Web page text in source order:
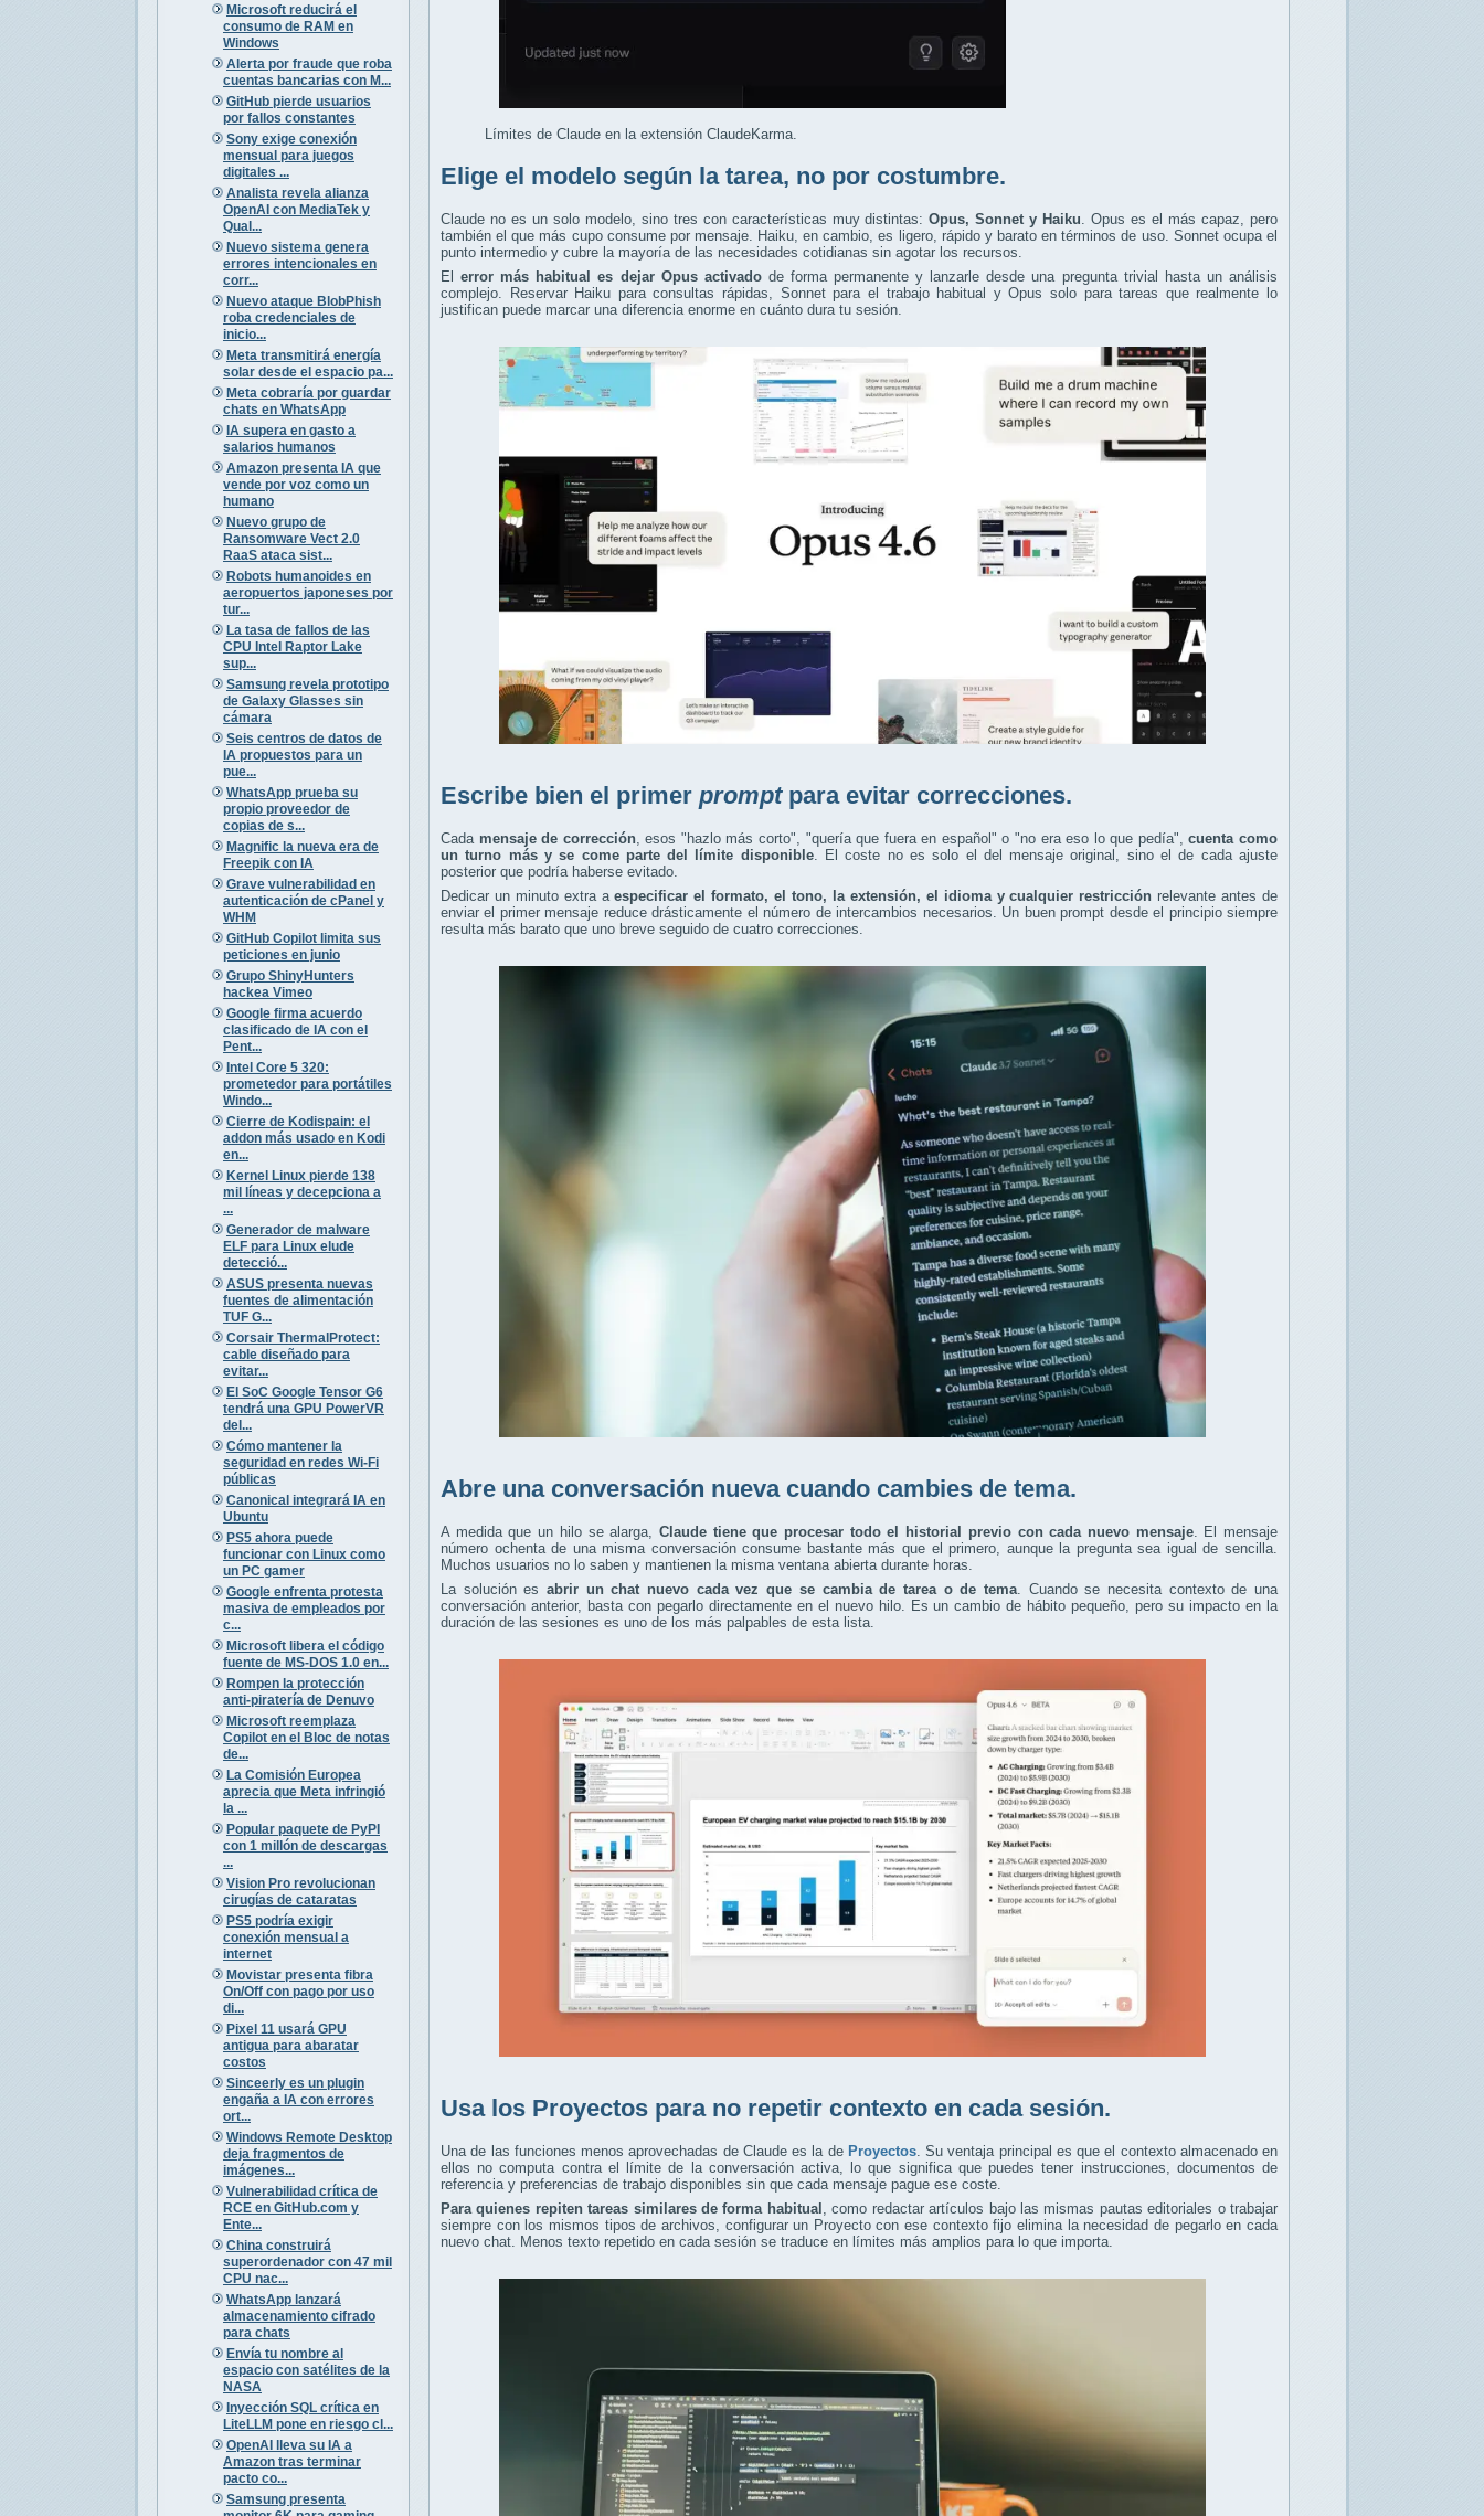
Microsoft reducirá el
consumo de RAM en
Windows
Alerta por fraude que roba
cuentas bancarias con M...
GitHub pierde usuarios
por fallos constantes
Sony exige conexión
mensual para juegos
digitales ...
Analista revela alianza
OpenAI con MediaTek y
Qual...
Nuevo sistema genera
errores intencionales en
corr...
Nuevo ataque BlobPhish
roba credenciales de
inicio...
Meta transmitirá energía
solar desde el espacio pa...
Meta cobraría por guardar
chats en WhatsApp
IA supera en gasto a
salarios humanos
Amazon presenta IA que
vende por voz como un
humano
Nuevo grupo de
Ransomware Vect 2.0
RaaS ataca sist...
Robots humanoides en
aeropuertos japoneses por
tur...
La tasa de fallos de las
CPU Intel Raptor Lake
sup...
Samsung revela prototipo
de Galaxy Glasses sin
cámara
Seis centros de datos de
IA propuestos para un
pue...
WhatsApp prueba su
propio proveedor de
copias de s...
Magnific la nueva era de
Freepik con IA
Grave vulnerabilidad en
autenticación de cPanel y
WHM
GitHub Copilot limita sus
peticiones en junio
Grupo ShinyHunters
hackea Vimeo
Google firma acuerdo
clasificado de IA con el
Pent...
Intel Core 5 320:
prometedor para portátiles
Windo...
Cierre de Kodispain: el
addon más usado en Kodi
en...
Kernel Linux pierde 138
mil líneas y decepciona a
...
Generador de malware
ELF para Linux elude
detecció...
ASUS presenta nuevas
fuentes de alimentación
TUF G...
Corsair ThermalProtect:
cable diseñado para
evitar...
El SoC Google Tensor G6
tendrá una GPU PowerVR
del...
Cómo mantener la
seguridad en redes Wi-Fi
públicas
Canonical integrará IA en
Ubuntu
PS5 ahora puede
funcionar con Linux como
un PC gamer
Google enfrenta protesta
masiva de empleados por
c...
Microsoft libera el código
fuente de MS-DOS 1.0 en...
Rompen la protección
anti-piratería de Denuvo
Microsoft reemplaza
Copilot en el Bloc de notas
de...
La Comisión Europea
aprecia que Meta infringió
la ...
Popular paquete de PyPI
con 1 millón de descargas
...
Vision Pro revolucionan
cirugías de cataratas
PS5 podría exigir
conexión mensual a
internet
Movistar presenta fibra
On/Off con pago por uso
di...
Pixel 11 usará GPU
antigua para abaratar
costos
Sinceerly es un plugin
engaña a IA con errores
ort...
Windows Remote Desktop
deja fragmentos de
imágenes...
Vulnerabilidad crítica de
RCE en GitHub.com y
Ente...
China construirá
superordenador con 47 mil
CPU nac...
WhatsApp lanzará
almacenamiento cifrado
para chats
Envía tu nombre al
espacio con satélites de la
NASA
Inyección SQL crítica en
LiteLLM pone en riesgo cl...
OpenAI lleva su IA a
Amazon tras terminar
pacto co...
Samsung presenta
Límites de Claude en la extensión ClaudeKarma.
Elige el modelo según la tarea, no por costumbre.
Claude no es un solo modelo, sino tres con características muy distintas:Opus, Sonnet y Haiku. Opus es el más capaz, pero
también el que más cupo consume por mensaje. Haiku, en cambio, es ligero, rápido y barato en términos de uso. Sonnet ocupa el
punto intermedio y cubre la mayoría de las necesidades cotidianas sin agotar los recursos.
Elerror más habitual es dejar Opus activadode forma permanente y lanzarle desde una pregunta trivial hasta un análisis
complejo. Reservar Haiku para consultas rápidas, Sonnet para el trabajo habitual y Opus solo para tareas que realmente lo
justifican puede marcar una diferencia enorme en cuánto dura tu sesión.
Escribe bien el primer promptpara evitar correcciones.
Cada mensaje de corrección, esos "hazlo más corto", "quería que fuera en español" o "no era eso lo que pedía",cuenta como
un turno más y se come parte del límite disponible. El coste no es solo el del mensaje original, sino el de cada ajuste
posterior que podría haberse evitado.
Dedicar un minuto extra aespecificar el formato, el tono, la extensión, el idioma y cualquier restricción relevante antes de
enviar el primer mensaje reduce drásticamente el número de intercambios necesarios. Un buen prompt desde el principio siempre
resulta más barato que uno breve seguido de cuatro correcciones.
Abre una conversación nueva cuando cambies de tema.
A medida que un hilo se alarga, Claude tiene que procesar todo el historial previo con cada nuevo mensaje. El mensaje
número ochenta de una misma conversación consume bastante más que el primero, aunque la pregunta sea igual de sencilla.
Muchos usuarios no lo saben y mantienen la misma ventana abierta durante horas.
La solución esabrir un chat nuevo cada vez que se cambia de tarea o de tema. Cuando se necesita contexto de una
conversación anterior, basta con pegarlo directamente en el nuevo hilo. Es un cambio de hábito pequeño, pero su impacto en la
duración de las sesiones es uno de los más palpables de esta lista.
Usa los Proyectos para no repetir contexto en cada sesión.
Una de las funciones menos aprovechadas de Claude es la de Proyectos. Su ventaja principal es que el contexto almacenado en
ellos no computa contra el límite de la conversación activa, lo que significa que puedes tener instrucciones, documentos de
referencia y preferencias de trabajo disponibles sin que cada mensaje pague ese coste.
Para quienes repiten tareas similares de forma habitual
, como redactar artículos bajo las mismas pautas editoriales o trabajar
siempre con los mismos tipos de archivos, configurar un Proyecto con ese contexto fijo elimina la necesidad de pegarlo en cada
nuevo chat. Menos texto repetido en cada sesión se traduce en límites más amplios para lo que importa.